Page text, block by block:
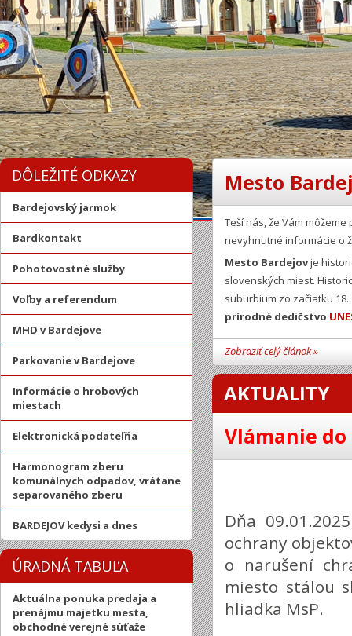
DÔLEŽITÉ ODKAZY
Bardejovský jarmok
Bardkontakt
Pohotovostné služby
Voľby a referendum
MHD v Bardejove
Parkovanie v Bardejove
Informácie o hrobových
miestach
Elektronická podateľňa
Harmonogram zberu
komunálnych odpadov, vrátane
separovaného zberu
BARDEJOV kedysi a dnes
ÚRADNÁ TABUĽA
Aktuálna ponuka predaja a
prenájmu majetku mesta,
obchodné verejné súťaže
Mesto
Teší nás, že Vám
nevyhnutné informácie o
Mesto Bardejovje
slovenských miest.
suburbium zo začiatku
prírodné dedičstvo
Zobraziť celý článok »
AKTUALITY
Vlámanie
Dňa
ochrany
o narušení
miesto stálou
hliadka MsP.